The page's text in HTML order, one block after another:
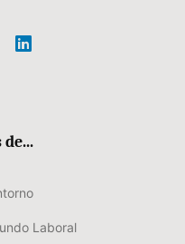
Laboral